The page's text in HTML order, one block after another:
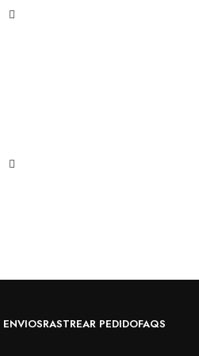
ENVIOSRASTREAR PEDIDOFAQS